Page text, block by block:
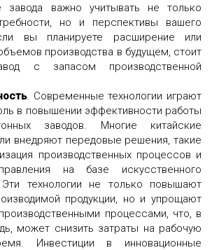
завода важно учитывать не только
но и перспективы вашего
вы планируете расширение или
производства в будущем, стоит
с запасом производственной
. Современные технологии играют
в повышении эффективности работы
заводов. Многие китайские
внедряют передовые решения, такие
производственных процессов и
на базе искусственного
Эти технологии не только повышают
продукции, но и упрощают
процессами, что, в
может снизить затраты на рабочую
Инвестиции в инновационные